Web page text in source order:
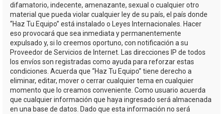
difamatorio, indecente, amenazante, sexual o cualquier otro
material que pueda violar cualquier ley de su país, el país donde
“Haz Tu Equipo” está instalado o Leyes Internacionales. Hacer
eso provocará que sea inmediata y permanentemente
expulsado y, si lo creemos oportuno, con notificación a su
Proveedor de Servicios de Internet. Las direcciones IP de todos
los envíos son registradas como ayuda para reforzar estas
condiciones. Acuerda que “Haz Tu Equipo” tiene derecho a
eliminar, editar, mover o cerrar cualquier tema en cualquier
momento que lo creamos conveniente. Como usuario acuerda
que cualquier información que haya ingresado será almacenada
en una base de datos. Dado que esta información no será